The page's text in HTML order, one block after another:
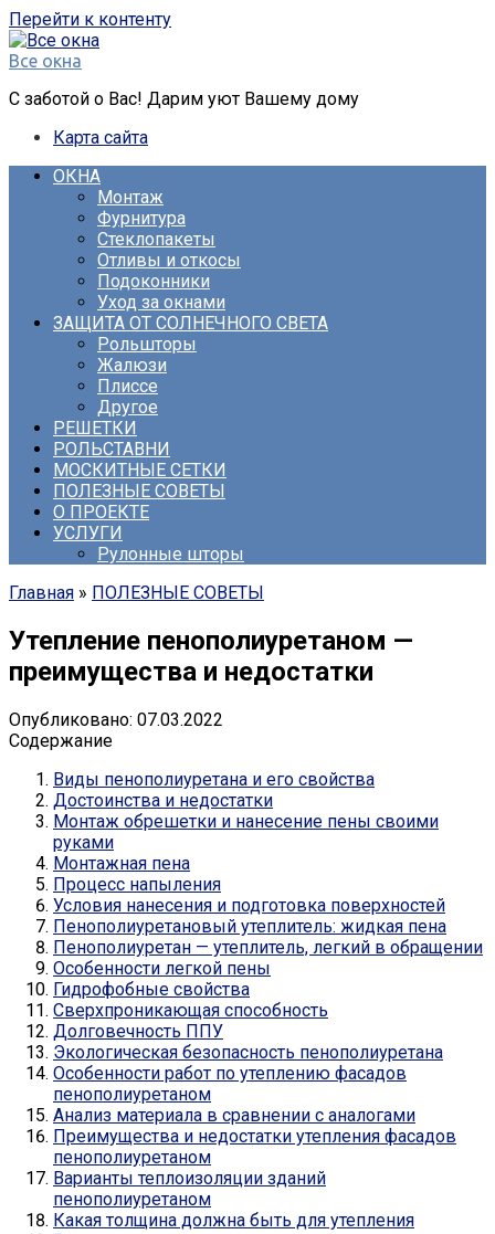
Перейти к контенту
Все окна
С заботой о Вас! Дарим уют Вашему дому
Карта сайта
ОКНА
Монтаж
Фурнитура
Стеклопакеты
Отливы и откосы
Подоконники
Уход за окнами
ЗАЩИТА ОТ СОЛНЕЧНОГО СВЕТА
Рольшторы
Жалюзи
Плиссе
Другое
РЕШЕТКИ
РОЛЬСТАВНИ
МОСКИТНЫЕ СЕТКИ
ПОЛЕЗНЫЕ СОВЕТЫ
О ПРОЕКТЕ
УСЛУГИ
Рулонные шторы
Главная » ПОЛЕЗНЫЕ СОВЕТЫ
Утепление пенополиуретаном —
преимущества и недостатки
Опубликовано: 07.03.2022
Содержание
Виды пенополиуретана и его свойства
Достоинства и недостатки
Монтаж обрешетки и нанесение пены своими
руками
Монтажная пена
Процесс напыления
Условия нанесения и подготовка поверхностей
Пенополиуретановый утеплитель: жидкая пена
Пенополиуретан — утеплитель, легкий в обращении
Особенности легкой пены
Гидрофобные свойства
Сверхпроникающая способность
Долговечность ППУ
Экологическая безопасность пенополиуретана
Особенности работ по утеплению фасадов
пенополиуретаном
Анализ материала в сравнении с аналогами
Преимущества и недостатки утепления фасадов
пенополиуретаном
Варианты теплоизоляции зданий
пенополиуретаном
Какая толщина должна быть для утепления